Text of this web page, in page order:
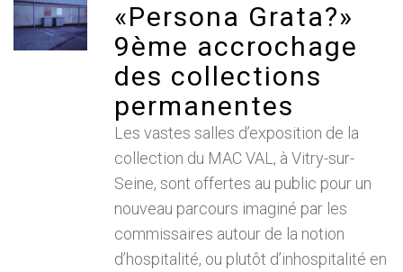
«Persona Grata?»
9ème accrochage
des collections
permanentes
Les vastes salles d’exposition de la
collection du MAC VAL, à Vitry-sur-
Seine, sont offertes au public pour un
nouveau parcours imaginé par les
commissaires autour de la notion
d’hospitalité, ou plutôt d’inhospitalité en